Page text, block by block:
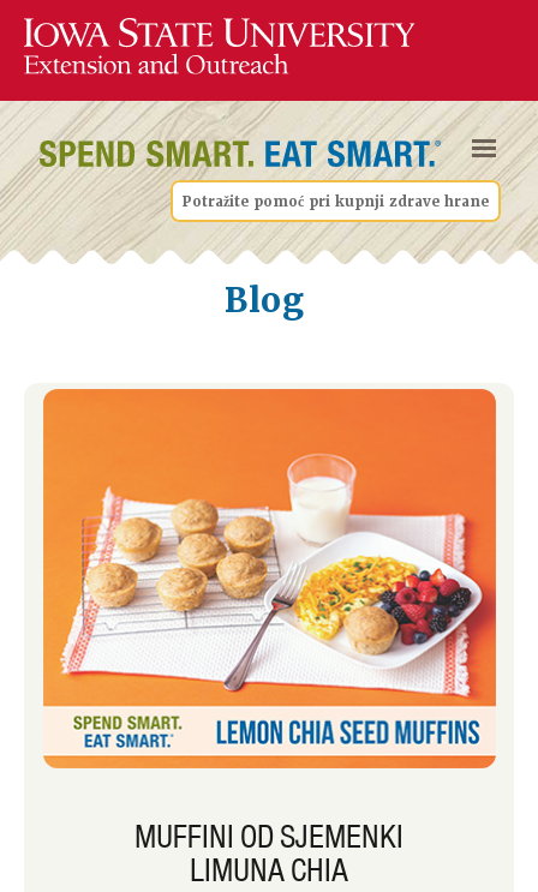
Potražite pomoć pri kupnji zdrave hrane
Blog
MUFFINI OD SJEMENKI
LIMUNA CHIA